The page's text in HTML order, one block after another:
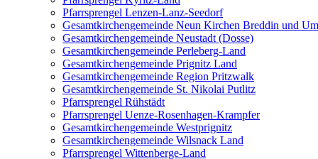
Pfarrsprengel Lenzen-Lanz-Seedorf
Gesamtkirchengemeinde Neun Kirchen Breddin und
Gesamtkirchengemeinde Neustadt (Dosse)
Gesamtkirchengemeinde Perleberg-Land
Gesamtkirchengemeinde Prignitz Land
Gesamtkirchengemeinde Region Pritzwalk
Gesamtkirchengemeinde St. Nikolai Putlitz
Pfarrsprengel Rühstädt
Pfarrsprengel Uenze-Rosenhagen-Krampfer
Gesamtkirchengemeinde Westprignitz
Gesamtkirchengemeinde Wilsnack Land
Pfarrsprengel Wittenberge-Land